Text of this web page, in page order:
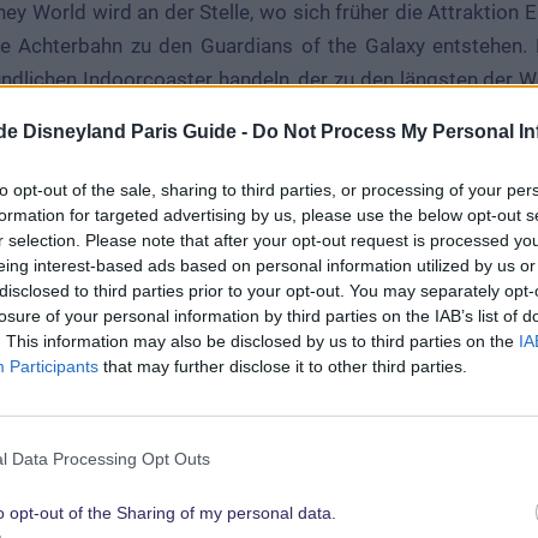
Disneyland Paris Guide - Do Not Process My Personal
opt-out of the sale, sharing to third parties, or processing of your
for targeted advertising by us, please use the below opt-out
selection. Please note that after your opt-out request is processed
interest-based ads based on personal information utilized by us
to third parties prior to your opt-out. You may separately
of your personal information by third parties on the IAB’s list of
This information may also be disclosed by us to third parties on the
Participants that may further disclose it to other third parties.
Data Processing Opt Outs
opt-out of the Sharing of my personal data.
World wird an der Stelle, wo sich früher die Attraktion
Achterbahn zu den Guardians of the Galaxy
Indoorcoaster handeln, der zu den längsten der
einer neuen Technologie basieren, die den Gästen ein
Paris! Im Walt Disney Studios Park soll Marvel in den
Schon mit dem Capex-Plan wurden
Ausweitung des Unterhaltungsprogramms in Richtung
Atttraktion, die 2014 eröffnen soll, umfassen.
der bereits in diesem Jahr stattfindet der
Marvel
Show im CineMagique Theater. Vom 10. Juni bis
neuen Festival die Möglichkeit, Captain America, Spider-
über die schon lange spekuliert wurde, war dann
Coaster zu einem Marvel-Coaster umgebaut
im Walt Disney Studios Park schließen,
2019 wiederzueröffnen. In der neu gestalteten Bahn